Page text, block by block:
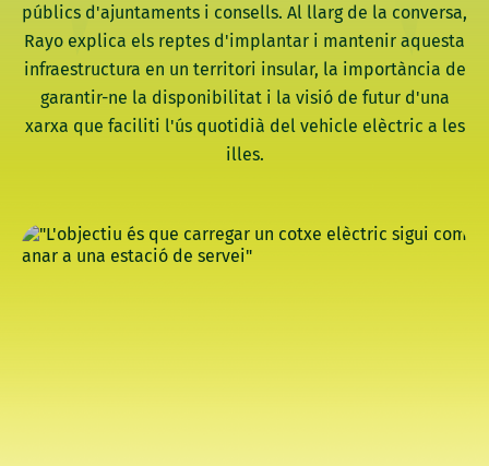
públics d'ajuntaments i consells. Al llarg de la conversa,
Rayo explica els reptes d'implantar i mantenir aquesta
infraestructura en un territori insular, la importància de
garantir-ne la disponibilitat i la visió de futur d'una
xarxa que faciliti l'ús quotidià del vehicle elèctric a les
illes.